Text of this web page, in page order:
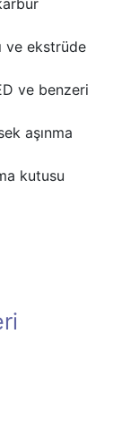
ve ekstrüde
ve benzeri
aşınma
kutusu